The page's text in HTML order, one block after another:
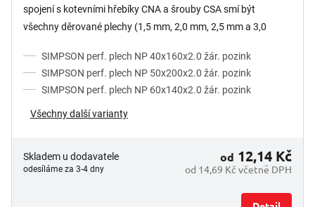
spojení s kotevními hřebíky CNA a šrouby CSA smí být
všechny děrované plechy (1,5 mm, 2,0 mm, 2,5 mm a 3,0
SIMPSON perf. plech NP 40x160x2.0 žár. pozink
SIMPSON perf. plech NP 50x200x2.0 žár. pozink
SIMPSON perf. plech NP 60x140x2.0 žár. pozink
Všechny další varianty
Skladem u dodavatele
odesíláme za 3-4 dny od 14,69 Kč včetně DPH
od 12,14 Kč